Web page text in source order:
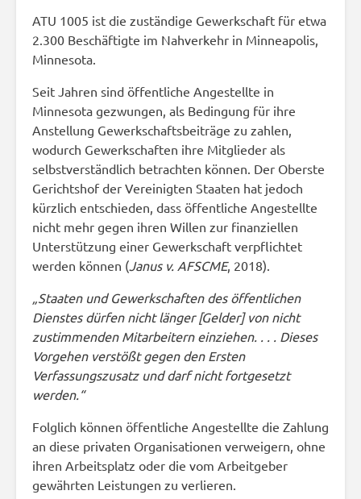
ATU 1005 ist die zuständige Gewerkschaft für etwa
2.300 Beschäftigte im Nahverkehr in Minneapolis,
Minnesota.
Seit Jahren sind öffentliche Angestellte in
Minnesota gezwungen, als Bedingung für ihre
Anstellung Gewerkschaftsbeiträge zu zahlen,
wodurch Gewerkschaften ihre Mitglieder als
selbstverständlich betrachten können. Der Oberste
Gerichtshof der Vereinigten Staaten hat jedoch
kürzlich entschieden, dass öffentliche Angestellte
nicht mehr gegen ihren Willen zur finanziellen
Unterstützung einer Gewerkschaft verpflichtet
werden können (Janus v. AFSCME, 2018).
„Staaten und Gewerkschaften des öffentlichen
Dienstes dürfen nicht länger [Gelder] von nicht
zustimmenden Mitarbeitern einziehen. . . . Dieses
Vorgehen verstößt gegen den Ersten
Verfassungszusatz und darf nicht fortgesetzt
werden.“
Folglich können öffentliche Angestellte die Zahlung
an diese privaten Organisationen verweigern, ohne
ihren Arbeitsplatz oder die vom Arbeitgeber
gewährten Leistungen zu verlieren.